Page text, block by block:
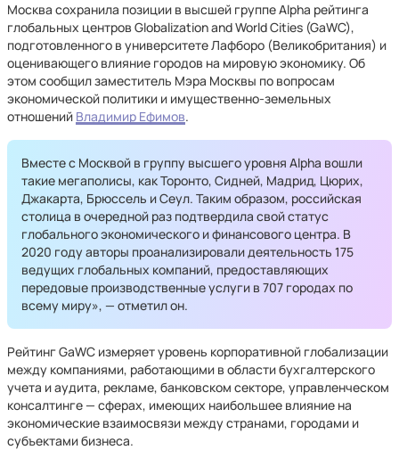
Москва сохранила позиции в высшей группе Alpha рейтинга
глобальных центров Globalization and World Cities (GaWC),
подготовленного в университете Лафборо (Великобритания) и
оценивающего влияние городов на мировую экономику. Об
этом сообщил заместитель Мэра Москвы по вопросам
экономической политики и имущественно-земельных
отношений Владимир Ефимов.
Вместе с Москвой в группу высшего уровня Alpha вошли
такие мегаполисы, как Торонто, Сидней, Мадрид, Цюрих,
Джакарта, Брюссель и Сеул. Таким образом, российская
столица в очередной раз подтвердила свой статус
глобального экономического и финансового центра. В
2020 году авторы проанализировали деятельность 175
ведущих глобальных компаний, предоставляющих
передовые производственные услуги в 707 городах по
всему миру», — отметил он.
Рейтинг GaWC измеряет уровень корпоративной глобализации
между компаниями, работающими в области бухгалтерского
учета и аудита, рекламе, банковском секторе, управленческом
консалтинге — сферах, имеющих наибольшее влияние на
экономические взаимосвязи между странами, городами и
субъектами бизнеса.